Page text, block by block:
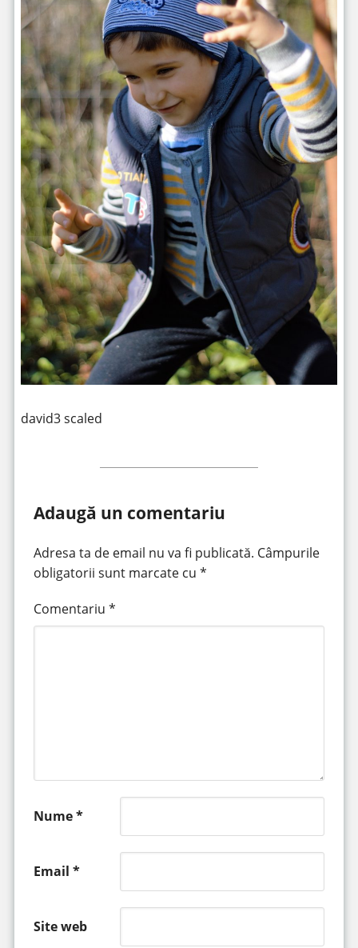
david3 scaled
Adaugă un comentariu
Adresa ta de email nu va fi publicată. Câmpurile
obligatorii sunt marcate cu *
Comentariu *
Nume*
Email *
Site web